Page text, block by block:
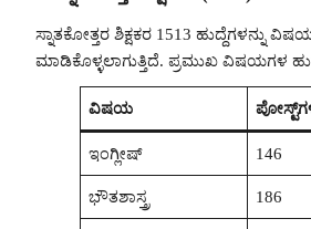
ಸ್ನಾತಕೋತ್ತರ ಶಿಕ್ಷಕರ 1513 ಹುದ್ದೆಗಳನ್ನು
ಮಾಡಿಕೊಳ್ಳಲಾಗುತ್ತಿದೆ. ಪ್ರಮುಖ ವಿಷಯಗಳ
ವಿಷಯ
ಇಂಗ್ಲೀಷ್ 146
ಭೌತಶಾಸ್ತ್ರ 186